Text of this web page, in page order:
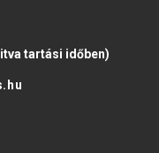
tartási időben)